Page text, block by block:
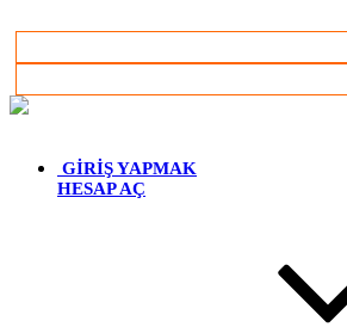
GİRİŞ YAPMAK
HESAP AÇ